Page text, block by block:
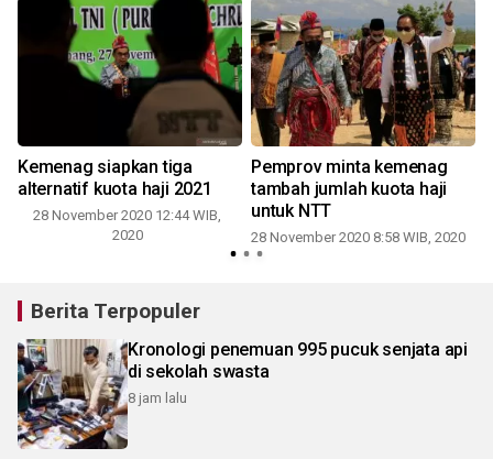
Kemenag siapkan tiga
alternatif kuota haji 2021
28 November 2020 12:44 WIB,
2020
Pemprov minta kemenag
tambah jumlah kuota haji
untuk NTT
28 November 2020 8:58 WIB, 2020
Berita Terpopuler
Kronologi penemuan 995 pucuk senjata api
di sekolah swasta
8 jam lalu